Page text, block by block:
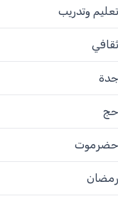
تعليم وتدريب
ثقافي
جدة
حج
حضرموت
رمضان